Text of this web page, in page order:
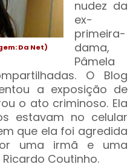
Da Net)
nudez da
ex-
primeira-
dama,
Pâmela
O Blog
a exposição de
o ato criminoso. Ela
estavam no celular
que ela foi agredida
uma irmã e uma
Coutinho.